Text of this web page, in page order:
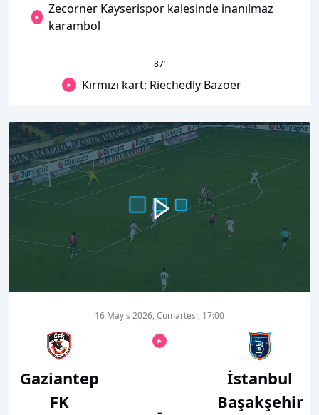
Zecorner Kayserispor kalesinde inanılmaz
karambol
87’
Kırmızı kart: Riechedly Bazoer
Gaziantep
FK
16 Mayıs 2026, Cumartesi, 17:00
İstanbul
Başakşehir